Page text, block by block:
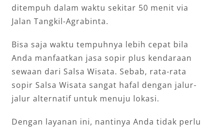
ditempuh dalam waktu sekitar 50 menit via
Jalan Tangkil-Agrabinta.
Bisa saja waktu tempuhnya lebih cepat bila
Anda manfaatkan jasa sopir plus kendaraan
sewaan dari Salsa Wisata. Sebab, rata-rata
sopir Salsa Wisata sangat hafal dengan jalur-
jalur alternatif untuk menuju lokasi.
Dengan layanan ini, nantinya Anda tidak perlu